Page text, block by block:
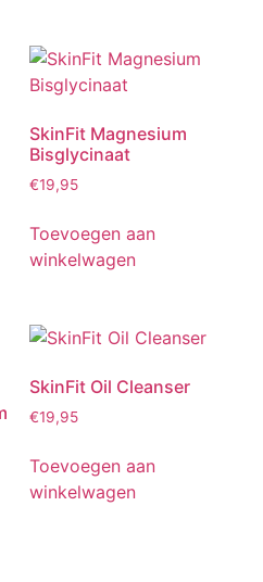
SkinFit Magnesium
Bisglycinaat
€19,95
Toevoegen aan
winkelwagen
SkinFit Oil Cleanser
€19,95
Toevoegen aan
winkelwagen